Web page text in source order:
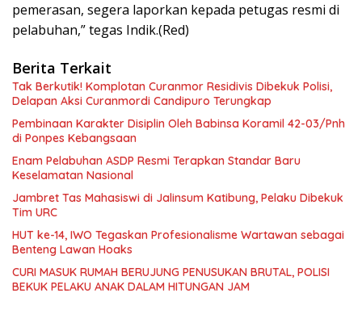
pemerasan, segera laporkan kepada petugas resmi di
pelabuhan,” tegas Indik.(Red)
Berita Terkait
Tak Berkutik! Komplotan Curanmor Residivis Dibekuk Polisi,
Delapan Aksi Curanmordi Candipuro Terungkap
Pembinaan Karakter Disiplin Oleh Babinsa Koramil 42-03/Pnh
di Ponpes Kebangsaan
Enam Pelabuhan ASDP Resmi Terapkan Standar Baru
Keselamatan Nasional
Jambret Tas Mahasiswi di Jalinsum Katibung, Pelaku Dibekuk
Tim URC
HUT ke-14, IWO Tegaskan Profesionalisme Wartawan sebagai
Benteng Lawan Hoaks ‎
CURI MASUK RUMAH BERUJUNG PENUSUKAN BRUTAL, POLISI
BEKUK PELAKU ANAK DALAM HITUNGAN JAM